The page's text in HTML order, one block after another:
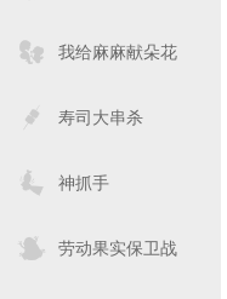
我给麻麻献朵花
寿司大串杀
神抓手
劳动果实保卫战